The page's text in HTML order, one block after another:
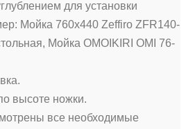
для установки
Мойка 760х440 Zeffiro ZFR140-
Мойка OMOIKIRI OMI 76-
высоте ножки.
все необходимые